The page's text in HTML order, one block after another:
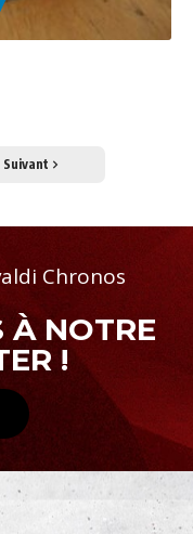
Suivant
Chronos
À NOTRE
!